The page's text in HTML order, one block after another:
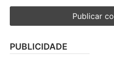
PUBLICIDADE